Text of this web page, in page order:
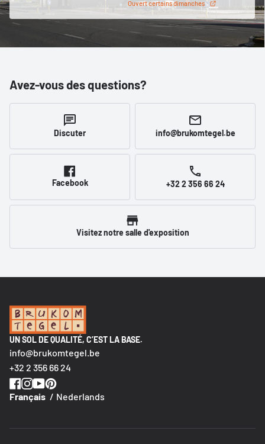
Ouvert certains dimanches
Avez-vous des questions?
Discuter info@brukomtegel.be
Facebook +32 2 356 66 24
Visitez notre salle d'exposition
UN SOL DE QUALITÉ, C’EST LA BASE.
info@brukomtegel.be
+32 2 356 66 24
Nederlands
Français